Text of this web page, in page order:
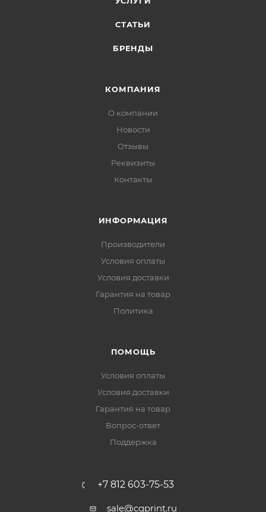
СТАТЬИ
БРЕНДЫ
КОМПАНИЯ
О компании
Новости
Отзывы
Реквизиты
Контакты
ИНФОРМАЦИЯ
Производители
Условия оплаты
Условия доставки
Гарантия на товар
Политика
ПОМОЩЬ
Условия оплаты
Условия доставки
Гарантия на товар
Вопрос-ответ
Поддержка
+7 812 603-75-53
sale@cgprint.ru